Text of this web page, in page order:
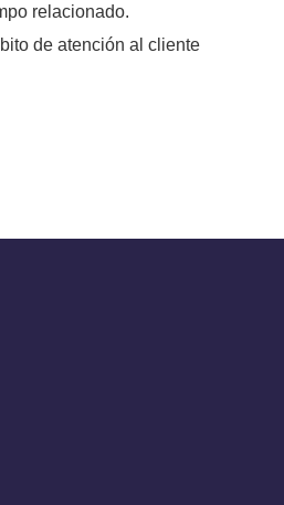
relacionado.
de atención al cliente